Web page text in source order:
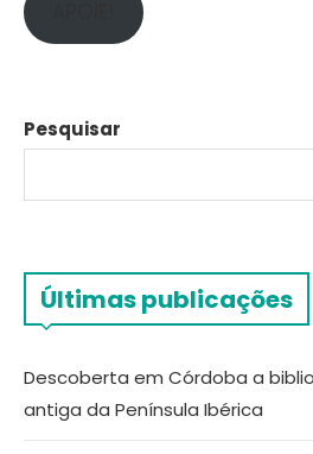
Pesquisar
Últimas publicações
Descoberta em Córdoba a
antiga da Península Ibérica